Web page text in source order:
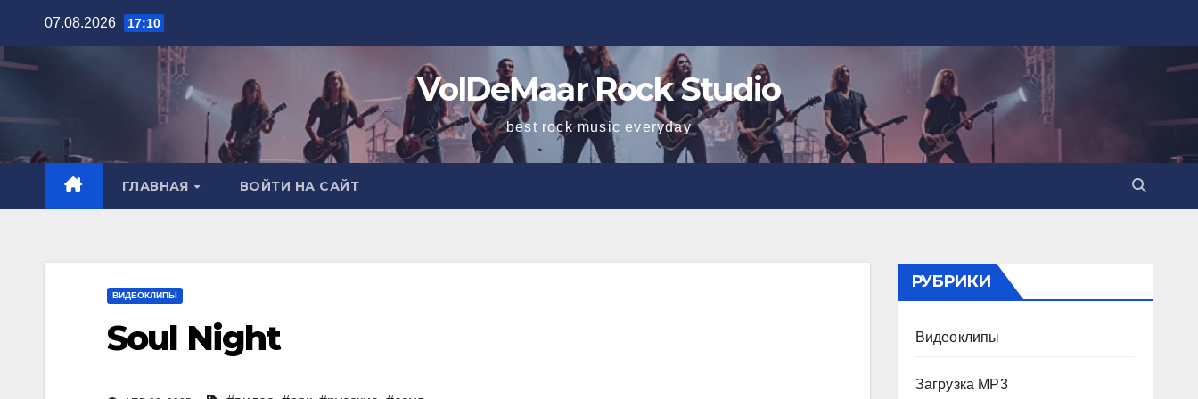
содержимому
07.08.2026 17:10
VolDeMaar Rock Studio
best rock music everyday
ГЛАВНАЯ ВОЙТИ НА САЙТ
ВИДЕОКЛИПЫ
Soul Night
РУБРИКИ
Видеоклипы
Загрузка MP3